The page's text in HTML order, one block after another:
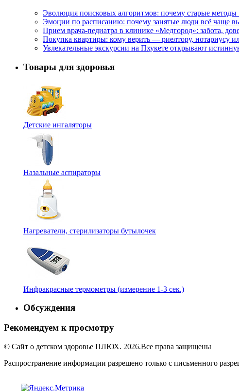
Эволюция поисковых алгоритмов: почему старые методы
Эмоции по расписанию: почему занятые люди всё чаще
Прием врача-педиатра в клинике «Медгород»: забота,
Покупка квартиры: кому верить — риелтору, нотариусу
Увлекательные экскурсии на Пхукете открывают
Товары для здоровья
Детские ингаляторы
Назальные аспираторы
Нагреватели, стерилизаторы бутылочек
Инфракрасные термометры (измерение 1-3 сек.)
Обсуждения
Рекомендуем к просмотру
© Сайт о детском здоровье ПЛЮХ. 2026.Все права защищены
Распространение информации разрешено только с письменного